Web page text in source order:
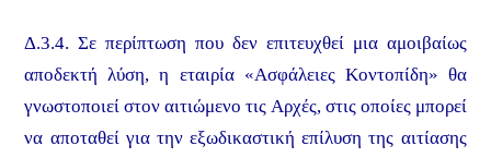
Δ.3.4. Σε περίπτωση που δεν επιτευχθεί μια αμοιβαίως
αποδεκτή λύση, η εταιρία «Ασφάλειες Κοντοπίδη» θα
γνωστοποιεί στον αιτιώμενο τις Αρχές, στις οποίες μπορεί
να αποταθεί για την εξωδικαστική επίλυση της αιτίασης